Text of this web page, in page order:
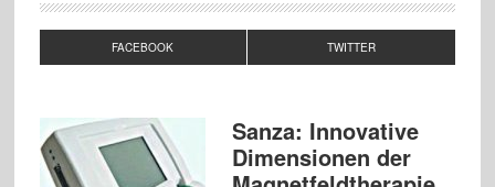
FACEBOOK TWITTER
Sanza: Innovative
Dimensionen der